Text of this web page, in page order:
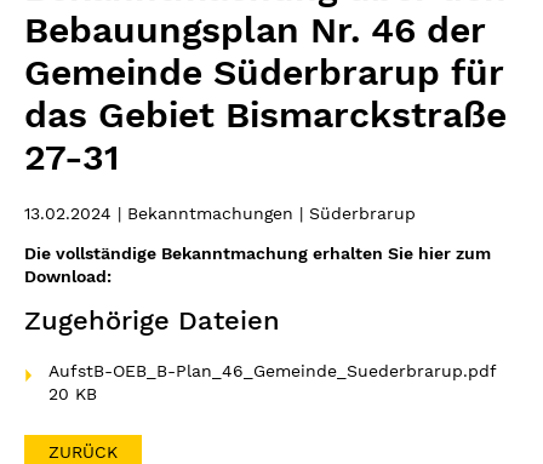
Bebauungsplan Nr. 46 der
Gemeinde Süderbrarup für
das Gebiet Bismarckstraße
27-31
13.02.2024 | Bekanntmachungen | Süderbrarup
Die vollständige Bekanntmachung erhalten Sie hier zum
Download:
Zugehörige Dateien
AufstB-OEB_B-Plan_46_Gemeinde_Suederbrarup.pdf
20 KB
ZURÜCK